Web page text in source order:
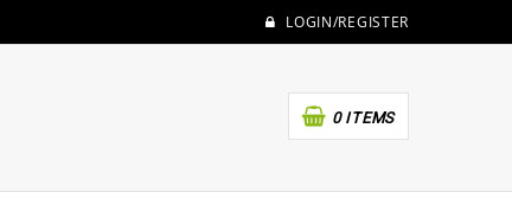
LOGIN/REGISTER
0 ITEMS